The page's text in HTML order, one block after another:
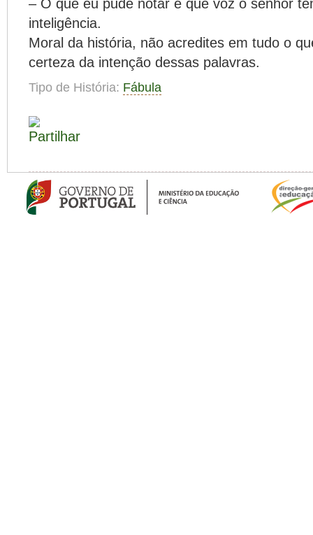
– O que eu pude notar é que voz o senhor
inteligência.
Moral da história, não acredites em tudo o
certeza da intenção dessas palavras.
Tipo de História: Fábula